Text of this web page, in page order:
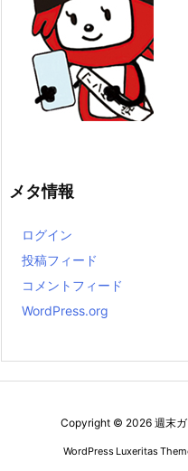
メタ情報
ログイン
投稿フィード
コメントフィード
WordPress.org
Copyright © 2026 週末ガ
WordPress Luxeritas